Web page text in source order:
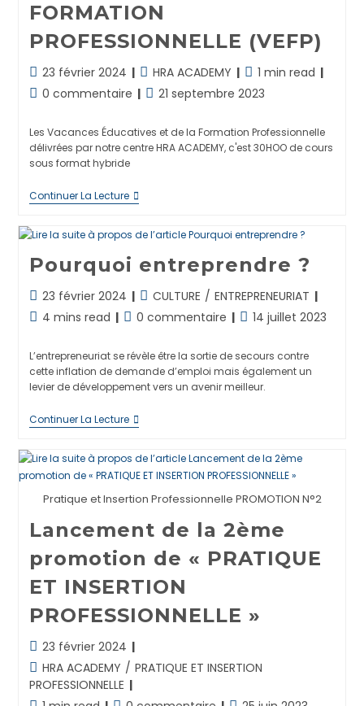
FORMATION
PROFESSIONNELLE (VEFP)
Dernière
modification
publication :
23 février 2024
Post
category:
HRA ACADEMY
Temps
de
1 min read
Commentaires
la
publication :
0 commentaire
Publication
21 septembre 2023
Les Vacances Éducatives et de la Formation Professionnelle
délivrées par notre centre HRA ACADEMY, c'est 30HOO de cours
sous format hybride
Continuer La LectureLES
VACANCES
ET
LA
FORMATION
PROFESSIONNELLE
(VEFP)
Pourquoi entreprendre ?
Dernière
modification
publication :
23 février 2024
Post
category:
CULTURE / ENTREPRENEURIAT
Temps
lecture :
4 mins read
Commentaires
la
publication :
0 commentaire
Publication
14 juillet 2023
L’entrepreneuriat se révèle être la sortie de secours contre
cette inflation de demande d’emploi mais également un
levier de développement vers un avenir meilleur.
Continuer La LecturePourquoi
Entreprendre
Pratique et Insertion Professionnelle PROMOTION N°2
Lancement de la 2ème
promotion de « PRATIQUE
ET INSERTION
PROFESSIONNELLE »
Dernière
modification
de
la
23 février 2024
Post
category:
HRA ACADEMY / PRATIQUE ET INSERTION
PROFESSIONNELLE